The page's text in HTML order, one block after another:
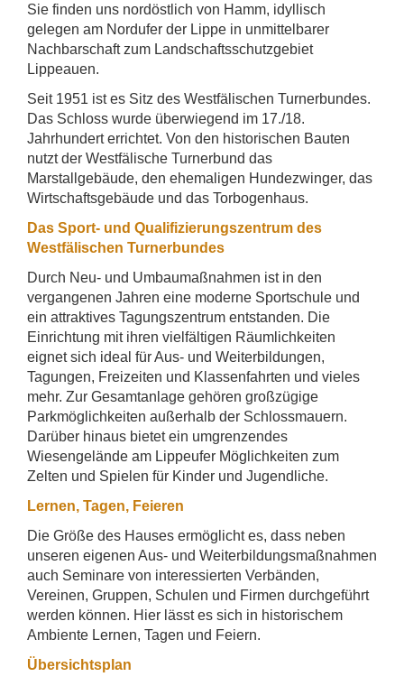
Sie finden uns nordöstlich von Hamm, idyllisch
gelegen am Nordufer der Lippe in unmittelbarer
Nachbarschaft zum Landschaftsschutzgebiet
Lippeauen.
Seit 1951 ist es Sitz des Westfälischen Turnerbundes.
Das Schloss wurde überwiegend im 17./18.
Jahrhundert errichtet. Von den historischen Bauten
nutzt der Westfälische Turnerbund das
Marstallgebäude, den ehemaligen Hundezwinger, das
Wirtschaftsgebäude und das Torbogenhaus.
Das Sport- und Qualifizierungszentrum des
Westfälischen Turnerbundes
Durch Neu- und Umbaumaßnahmen ist in den
vergangenen Jahren eine moderne Sportschule und
ein attraktives Tagungszentrum entstanden. Die
Einrichtung mit ihren vielfältigen Räumlichkeiten
eignet sich ideal für Aus- und Weiterbildungen,
Tagungen, Freizeiten und Klassenfahrten und vieles
mehr. Zur Gesamtanlage gehören großzügige
Parkmöglichkeiten außerhalb der Schlossmauern.
Darüber hinaus bietet ein umgrenzendes
Wiesengelände am Lippeufer Möglichkeiten zum
Zelten und Spielen für Kinder und Jugendliche.
Lernen, Tagen, Feieren
Die Größe des Hauses ermöglicht es, dass neben
unseren eigenen Aus- und Weiterbildungsmaßnahmen
auch Seminare von interessierten Verbänden,
Vereinen, Gruppen, Schulen und Firmen durchgeführt
werden können. Hier lässt es sich in historischem
Ambiente Lernen, Tagen und Feiern.
Übersichtsplan